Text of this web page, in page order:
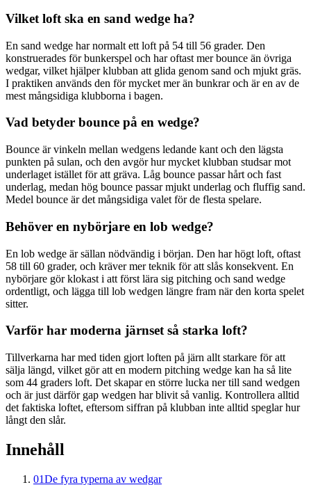
Vilket loft ska en sand wedge ha?
En sand wedge har normalt ett loft på 54 till 56 grader. Den
konstruerades för bunkerspel och har oftast mer bounce än övriga
wedgar, vilket hjälper klubban att glida genom sand och mjukt gräs.
I praktiken används den för mycket mer än bunkrar och är en av de
mest mångsidiga klubborna i bagen.
Vad betyder bounce på en wedge?
Bounce är vinkeln mellan wedgens ledande kant och den lägsta
punkten på sulan, och den avgör hur mycket klubban studsar mot
underlaget istället för att gräva. Låg bounce passar hårt och fast
underlag, medan hög bounce passar mjukt underlag och fluffig sand.
Medel bounce är det mångsidiga valet för de flesta spelare.
Behöver en nybörjare en lob wedge?
En lob wedge är sällan nödvändig i början. Den har högt loft, oftast
58 till 60 grader, och kräver mer teknik för att slås konsekvent. En
nybörjare gör klokast i att först lära sig pitching och sand wedge
ordentligt, och lägga till lob wedgen längre fram när den korta spelet
sitter.
Varför har moderna järnset så starka loft?
Tillverkarna har med tiden gjort loften på järn allt starkare för att
sälja längd, vilket gör att en modern pitching wedge kan ha så lite
som 44 graders loft. Det skapar en större lucka ner till sand wedgen
och är just därför gap wedgen har blivit så vanlig. Kontrollera alltid
det faktiska loftet, eftersom siffran på klubban inte alltid speglar hur
långt den slår.
Innehåll
01De fyra typerna av wedgar